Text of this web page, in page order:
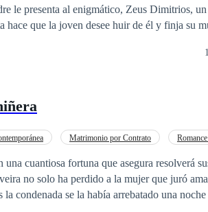
le presenta al enigmático, Zeus Dimitrios,
hace que la joven desee huir de él y finja su
para vivir una intensa historia de amor y
Matrimonio por Contrato
cuantiosa fortuna que asegura resolverá